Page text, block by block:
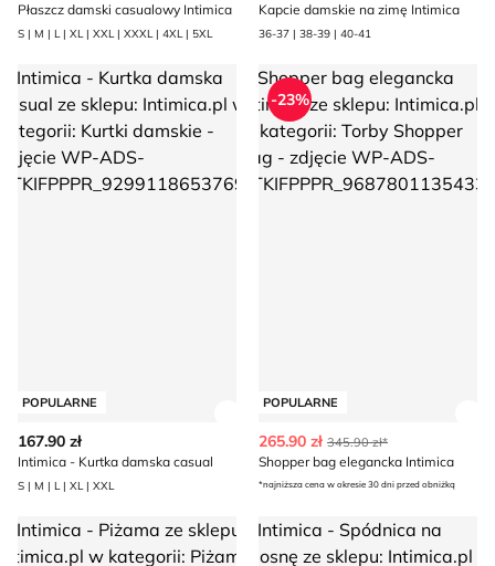
Płaszcz damski casualowy Intimica
S | M | L | XL | XXL | XXXL | 4XL | 5XL
Kapcie damskie na zimę Intimica
36-37 | 38-39 | 40-41
- Kurtka damska casual
POPULARNE
167.90 zł
Intimica - Kurtka damska casual
S | M | L | XL | XXL
Shopper bag elegancka
POPULARNE
-23%
265.90 zł 345.90 zł*
Shopper bag elegancka Intimica
*najniższa cena w okresie 30 dni przed obniżką
- Piżama Intimica - Spódnica na wiosnę